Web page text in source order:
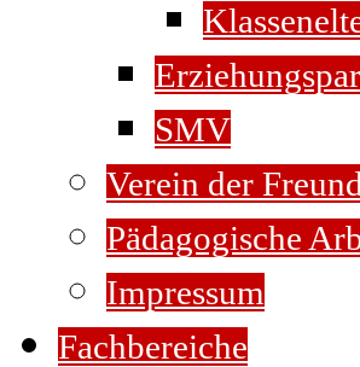
SMV
Verein der
Pädagogische
Impressum
Fachbereiche